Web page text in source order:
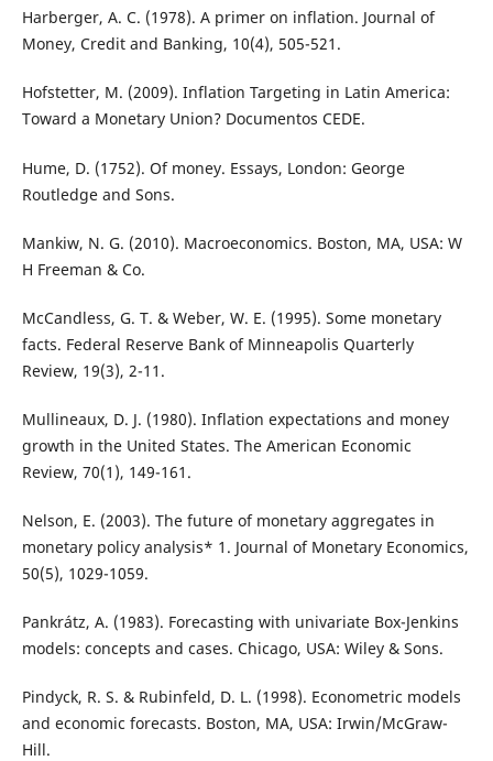
Harberger, A. C. (1978). A primer on inflation. Journal of
Money, Credit and Banking, 10(4), 505-521.
Hofstetter, M. (2009). Inflation Targeting in Latin America:
Toward a Monetary Union? Documentos CEDE.
Hume, D. (1752). Of money. Essays, London: George
Routledge and Sons.
Mankiw, N. G. (2010). Macroeconomics. Boston, MA, USA: W
H Freeman & Co.
McCandless, G. T. & Weber, W. E. (1995). Some monetary
facts. Federal Reserve Bank of Minneapolis Quarterly
Review, 19(3), 2-11.
Mullineaux, D. J. (1980). Inflation expectations and money
growth in the United States. The American Economic
Review, 70(1), 149-161.
Nelson, E. (2003). The future of monetary aggregates in
monetary policy analysis* 1. Journal of Monetary Economics,
50(5), 1029-1059.
Pankrátz, A. (1983). Forecasting with univariate Box-Jenkins
models: concepts and cases. Chicago, USA: Wiley & Sons.
Pindyck, R. S. & Rubinfeld, D. L. (1998). Econometric models
and economic forecasts. Boston, MA, USA: Irwin/McGraw-
Hill.